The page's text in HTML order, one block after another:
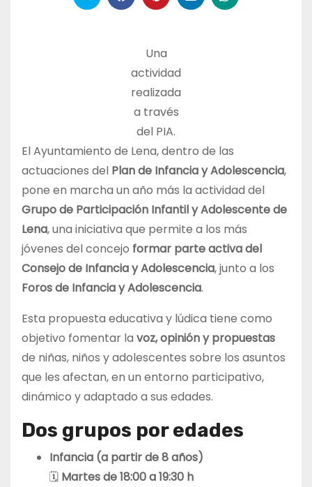
Una
actividad
realizada
a través
del PIA.
El Ayuntamiento de Lena, dentro de las
actuaciones del Plan de Infancia y Adolescencia,
pone en marcha un año más la actividad del
Grupo de Participación Infantil y Adolescente de
Lena, una iniciativa que permite a los más
jóvenes del concejo formar parte activa del
Consejo de Infancia y Adolescencia, junto a los
Foros de Infancia y Adolescencia.
Esta propuesta educativa y lúdica tiene como
objetivo fomentar la voz, opinión y propuestas
de niñas, niños y adolescentes sobre los asuntos
que les afectan, en un entorno participativo,
dinámico y adaptado a sus edades.
Dos grupos por edades
Infancia (a partir de 8 años)
🗓 Martes de 18:00 a 19:30 h